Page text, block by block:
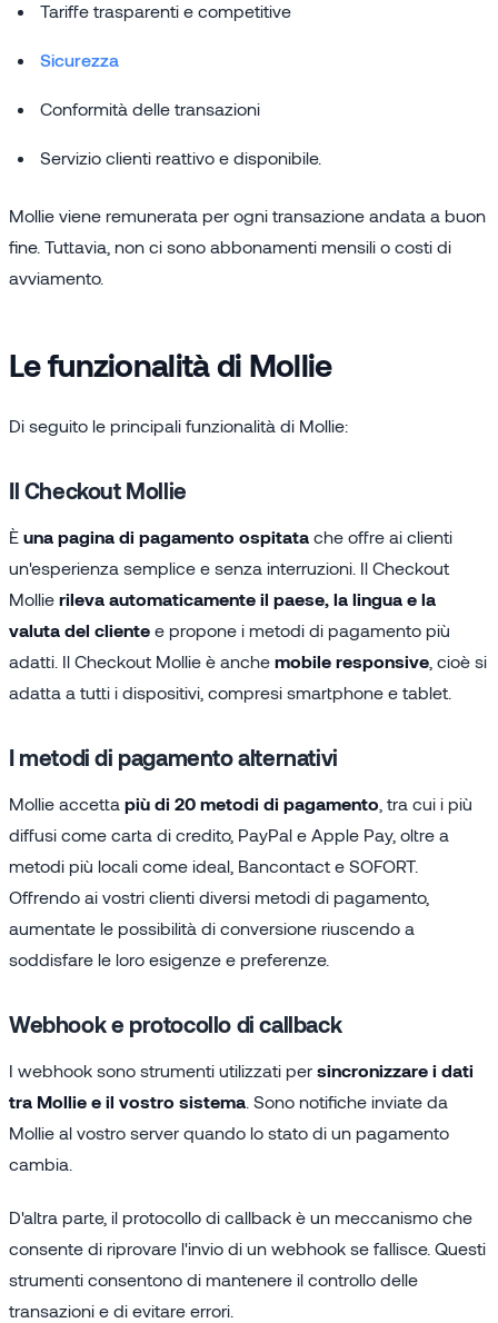
Tariffe trasparenti e competitive
Sicurezza
Conformità delle transazioni
Servizio clienti reattivo e disponibile.
Mollie viene remunerata per ogni transazione andata a buon
fine. Tuttavia, non ci sono abbonamenti mensili o costi di
avviamento.
Le funzionalità di Mollie
Di seguito le principali funzionalità di Mollie:
Il Checkout Mollie
È una pagina di pagamento ospitata che offre ai clienti
un'esperienza semplice e senza interruzioni. Il Checkout
Mollie rileva automaticamente il paese, la lingua e la
valuta del cliente e propone i metodi di pagamento più
adatti. Il Checkout Mollie è anche mobile responsive , cioè si
adatta a tutti i dispositivi, compresi smartphone e tablet.
I metodi di pagamento alternativi
Mollie accetta più di 20 metodi di pagamento , tra cui i più
diffusi come carta di credito, PayPal e Apple Pay, oltre a
metodi più locali come ideal, Bancontact e SOFORT.
Offrendo ai vostri clienti diversi metodi di pagamento,
aumentate le possibilità di conversione riuscendo a
soddisfare le loro esigenze e preferenze.
Webhook e protocollo di callback
I webhook sono strumenti utilizzati per sincronizzare i dati
tra Mollie e il vostro sistema . Sono notifiche inviate da
Mollie al vostro server quando lo stato di un pagamento
cambia.
D'altra parte, il protocollo di callback è un meccanismo che
consente di riprovare l'invio di un webhook se fallisce. Questi
strumenti consentono di mantenere il controllo delle
transazioni e di evitare errori.